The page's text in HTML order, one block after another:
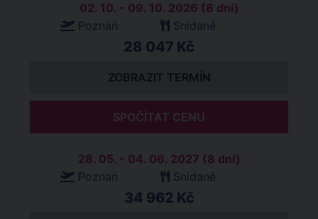
02. 10. - 09. 10. 2026 (8 dní)
Poznań
Snídaně
28 047 Kč
ZOBRAZIT TERMÍN
SPOČÍTAT CENU
28. 05. - 04. 06. 2027 (8 dní)
Poznań
Snídaně
34 962 Kč